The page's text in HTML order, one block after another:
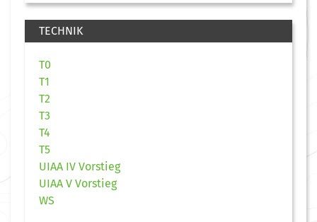
TECHNIK
T0
T1
T2
T3
T4
T5
UIAA IV Vorstieg
UIAA V Vorstieg
WS